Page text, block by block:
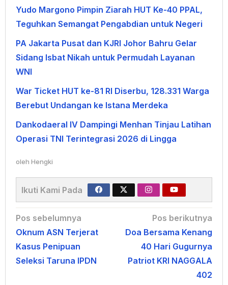
Yudo Margono Pimpin Ziarah HUT Ke-40 PPAL,
Teguhkan Semangat Pengabdian untuk Negeri
PA Jakarta Pusat dan KJRI Johor Bahru Gelar
Sidang Isbat Nikah untuk Permudah Layanan
WNI
War Ticket HUT ke-81 RI Diserbu, 128.331 Warga
Berebut Undangan ke Istana Merdeka
Dankodaeral IV Dampingi Menhan Tinjau Latihan
Operasi TNI Terintegrasi 2026 di Lingga
oleh Hengki
Ikuti Kami Pada
Navigasi
pos
Pos sebelumnya
Oknum ASN Terjerat
Kasus Penipuan
Seleksi Taruna IPDN
Pos berikutnya
Doa Bersama Kenang
40 Hari Gugurnya
Patriot KRI NAGGALA
402